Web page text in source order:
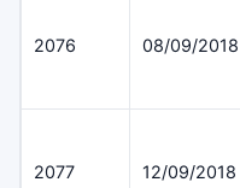
2076 08/09/2018
2077 12/09/2018